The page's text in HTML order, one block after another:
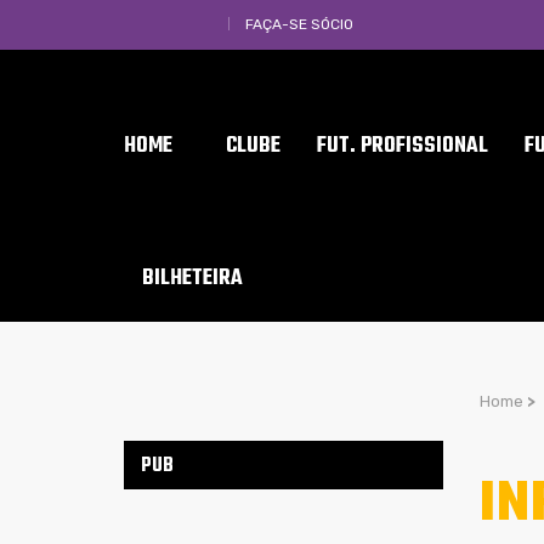
FAÇA-SE SÓCIO
HOME CLUBE FUT. PROFISSIONAL
BILHETEIRA
Home >
PUB